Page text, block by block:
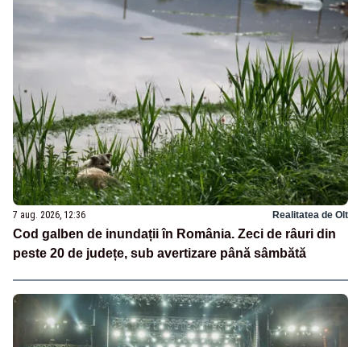
7 aug. 2026, 12:36 Realitatea de Olt
Cod galben de inundații în România. Zeci de râuri din
peste 20 de județe, sub avertizare până sâmbătă